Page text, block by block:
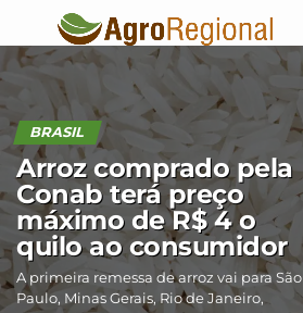
BRASIL
Arroz comprado pela
Conab terá preço
máximo de R$ 4 o
quilo ao consumidor
A primeira remessa de arroz vai para São
Paulo, Minas Gerais, Rio de Janeiro,